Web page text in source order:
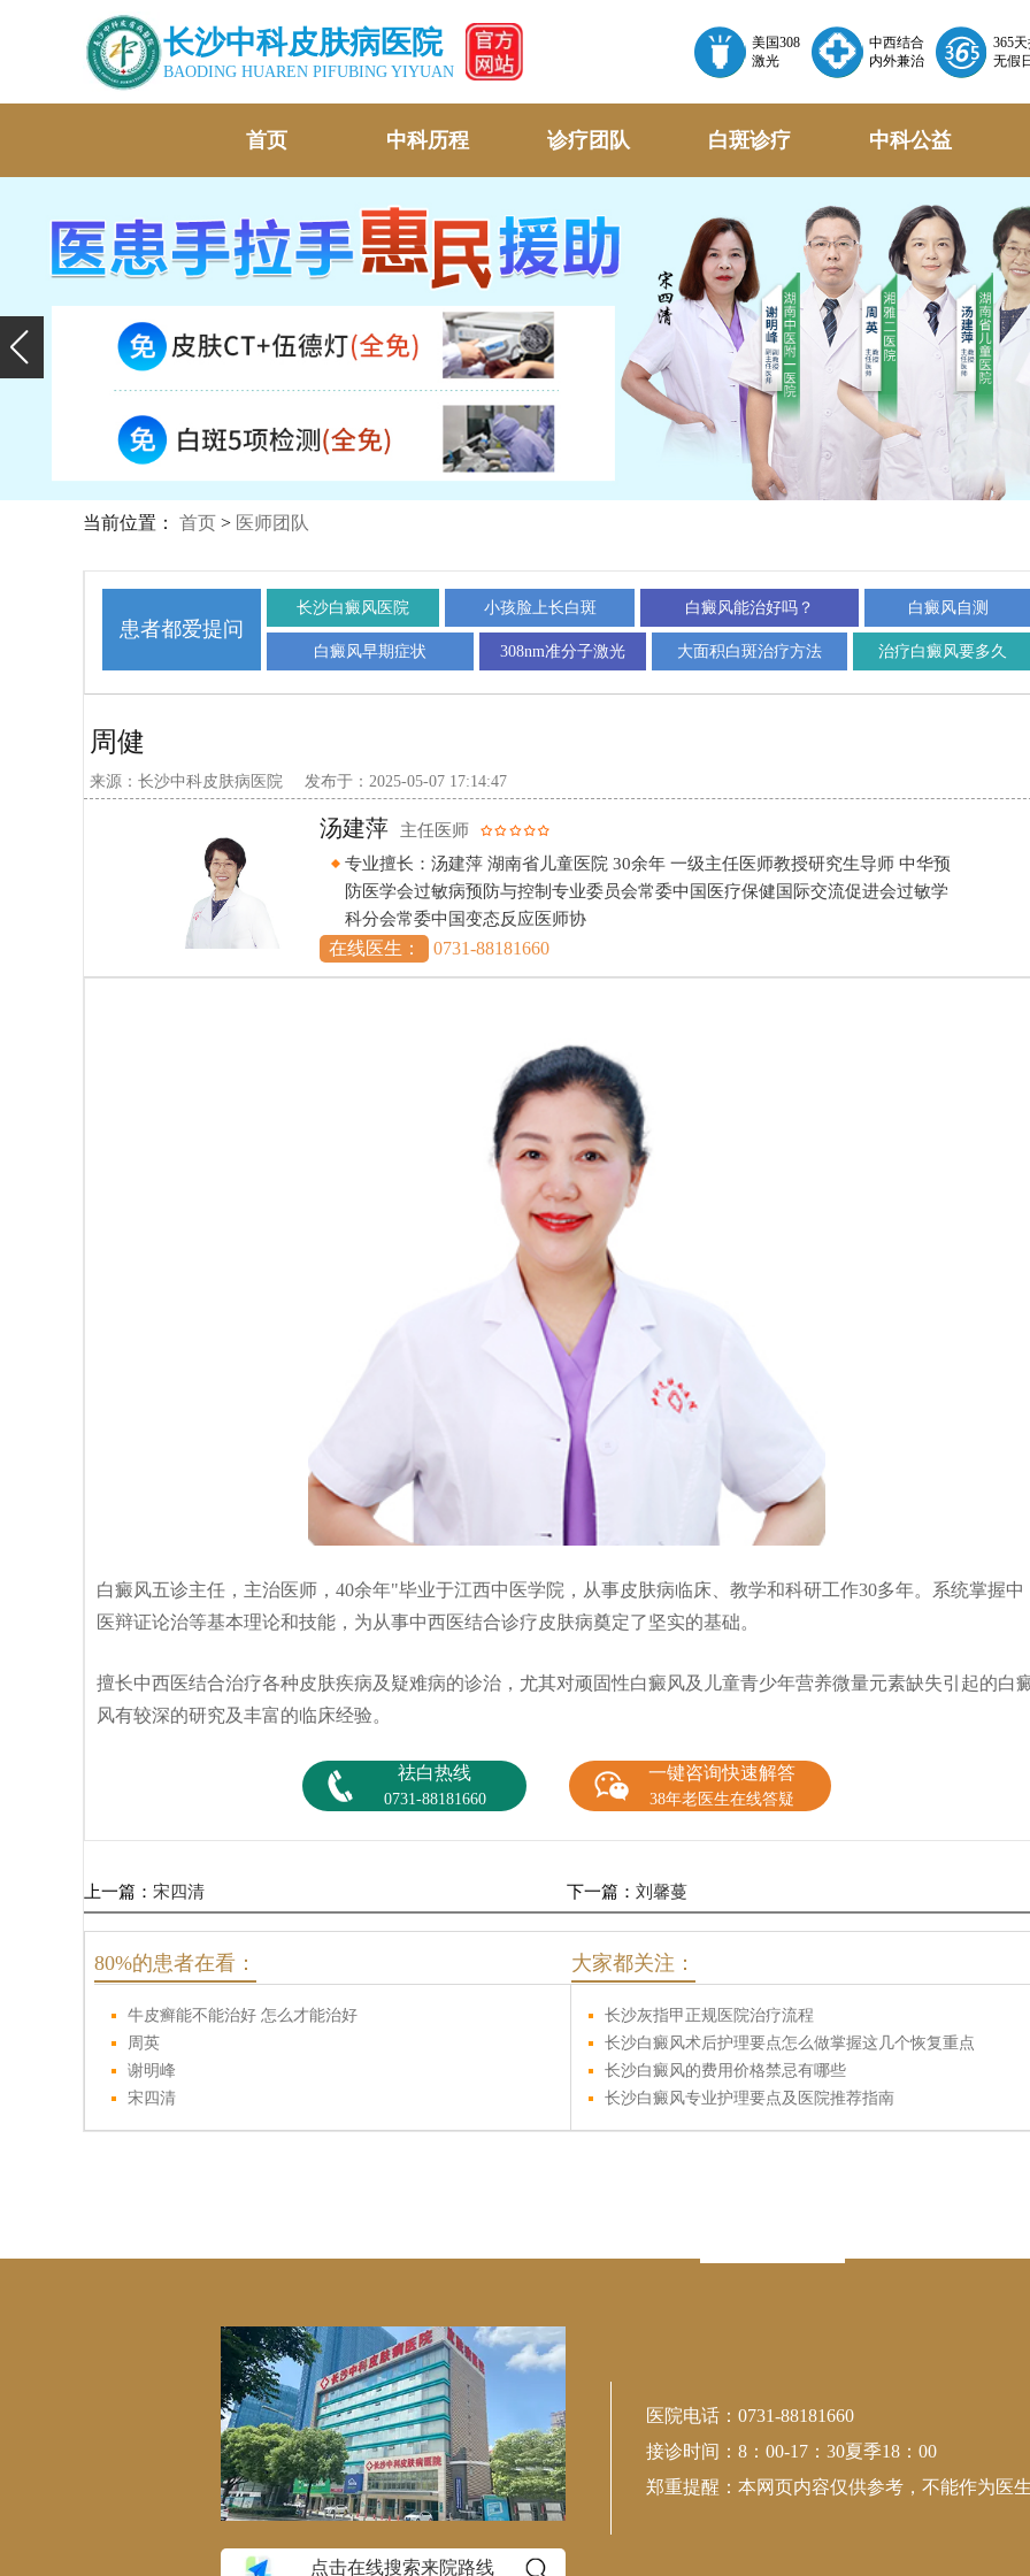
长沙中科皮肤病医院
BAODING HUAREN PIFUBING YIYUAN
美国308
激光
中西结合
内外兼治
365
无假
首页 中科历程 诊疗团队 白斑诊疗 中科公益
当前位置： 首页 > 医师团队
患者都爱提问
长沙白癜风医院 小孩脸上长白斑 白癜风能治好吗？ 白癜风自测
白癜风早期症状 308nm准分子激光 大面积白斑治疗方法 治疗白癜风要多久
周健
来源：长沙中科皮肤病医院 发布于：2025-05-07 17:14:47
汤建萍
主任医师
专业擅长：汤建萍 湖南省儿童医院 30余年 一级主任医师教授研究生导师 中华预
防医学会过敏病预防与控制专业委员会常委中国医疗保健国际交流促进会过敏学
科分会常委中国变态反应医师协
在线医生： 0731-88181660
白癜风五诊主任，主治医师，40余年"毕业于江西中医学院，从事皮肤病临床、教学和科研工作30多年。系统掌握中
医辩证论治等基本理论和技能，为从事中西医结合诊疗皮肤病奠定了坚实的基础。
擅长中西医结合治疗各种皮肤疾病及疑难病的诊治，尤其对顽固性白癜风及儿童青少年营养微量元素缺失引起的白
风有较深的研究及丰富的临床经验。
祛白热线
0731-88181660
一键咨询快速解答
38年老医生在线答疑
上一篇： 宋四清 下一篇： 刘馨蔓
80%的患者在看：
牛皮癣能不能治好 怎么才能治好
周英
谢明峰
宋四清
大家都关注：
长沙灰指甲正规医院治疗流程
长沙白癜风术后护理要点怎么做掌握这几个恢复重点
长沙白癜风的费用价格禁忌有哪些
长沙白癜风专业护理要点及医院推荐指南
点击在线搜索来院路线
医院电话：0731-88181660
接诊时间：8：00-17：30夏季18：00
郑重提醒：本网页内容仅供参考，不能作为医